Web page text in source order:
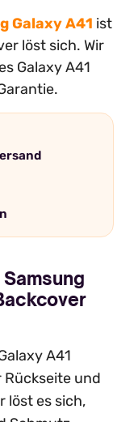
Galaxy A41 ist
löst sich. Wir
Galaxy A41
A41
und
löst es sich,